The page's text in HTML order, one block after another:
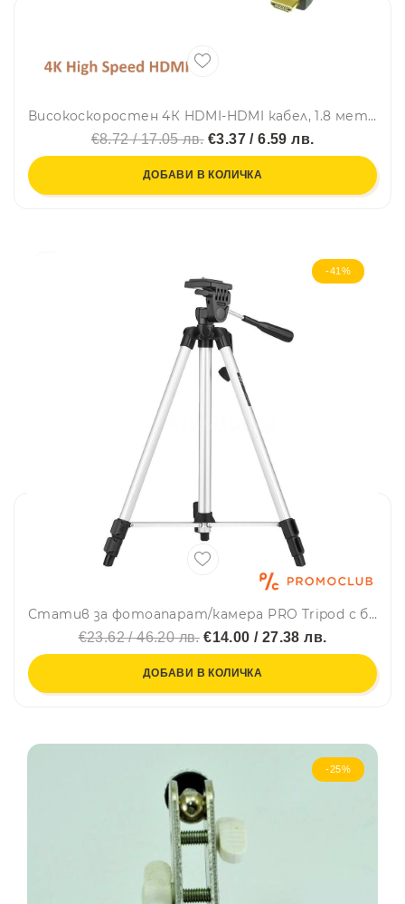
Високоскоростен 4К HDMI-HDMI кабел, 1.8 метра дължина, 10.2GBps+
€8.72 / 17.05 лв.€3.37 / 6.59 лв.
ДОБАВИ В КОЛИЧКА
-41%
Статив за фотоапарат/камера PRO Tripod с бързо фиксиране, манивелно регулиране и нивелир
€23.62 / 46.20 лв.€14.00 / 27.38 лв.
ДОБАВИ В КОЛИЧКА
-25%